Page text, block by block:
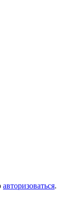
авторизоваться.